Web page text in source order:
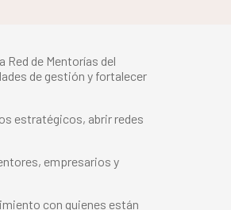
Red de Mentorías del
de gestión y fortalecer
estratégicos, abrir redes
empresarios y
con quienes están